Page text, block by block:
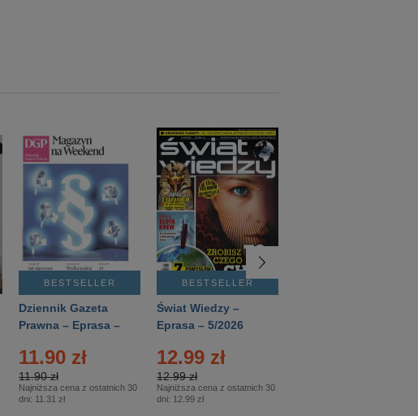
BESTSELLER
Dziennik Gazeta
Prawna – Eprasa –
11.90 zł
11.90 zł
Najniższa cena z ostatnich 30
dni: 11.31 zł
BESTSELLER
Świat Wiedzy –
Eprasa – 5/2026
12.99 zł
12.99 zł
Najniższa cena z ostatnich 30
dni: 12.99 zł